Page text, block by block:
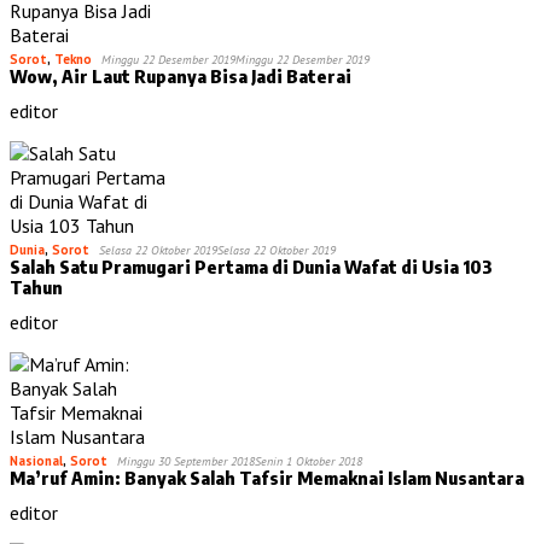
Sorot, Tekno Minggu 22 Desember 2019Minggu 22 Desember 2019
Wow, Air Laut Rupanya Bisa Jadi Baterai
editor
Dunia, Sorot Selasa 22 Oktober 2019Selasa 22 Oktober 2019
Salah Satu Pramugari Pertama di Dunia Wafat di Usia 103
Tahun
editor
Nasional, Sorot Minggu 30 September 2018Senin 1 Oktober 2018
Ma’ruf Amin: Banyak Salah Tafsir Memaknai Islam Nusantara
editor